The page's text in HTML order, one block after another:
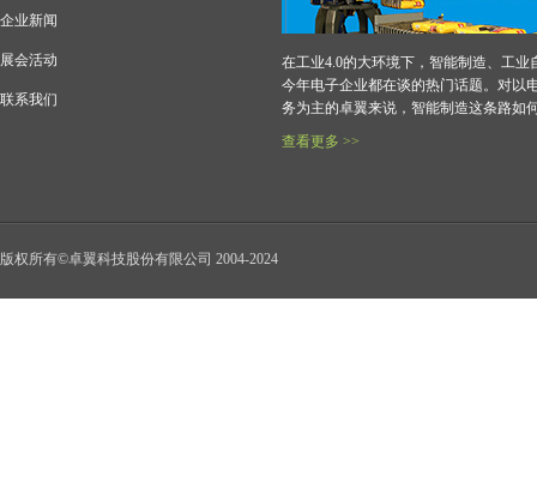
企业新闻
展会活动
联系我们
在工业4.0的大环境下，智能制造、工业
今年电子企业都在谈的热门话题。对以
务为主的卓翼来说，智能制造这条路如
查看更多 >>
版权所有©卓翼科技股份有限公司 2004-2024